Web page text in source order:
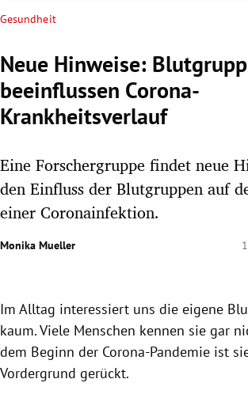
Untermenü
Untermenü
Untermenü
Untermenü
Untermenü
Untermenü
Untermenü
Gesundheit
Neue Hinweise:
beeinflussen Corona-
Krankheitsverlauf
Eine Forschergruppe findet neue
den Einfluss der Blutgruppen auf
einer Coronainfektion.
Monika Mueller
Im Alltag interessiert uns die eigene
kaum. Viele Menschen kennen sie gar
dem Beginn der Corona-Pandemie ist
Vordergrund gerückt.